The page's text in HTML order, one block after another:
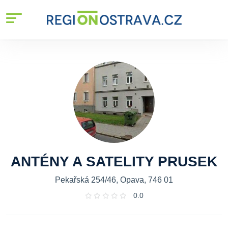
ANTÉNY A SATELITY PRUSEK
Pekařská 254/46, Opava, 746 01
0.0